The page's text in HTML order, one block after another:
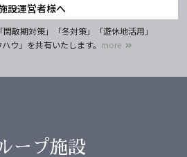
設運営者様へ
散期対策」「冬対策」「遊休地活用」
ウ」を共有いたします。 more
ープ施設